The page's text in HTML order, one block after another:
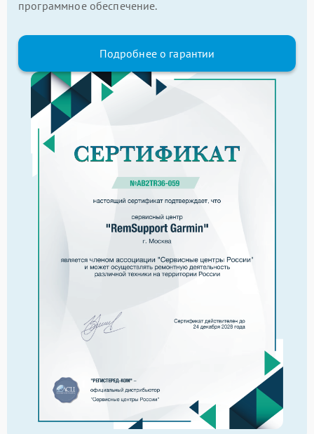
программное обеспечение.
Подробнее о гарантии